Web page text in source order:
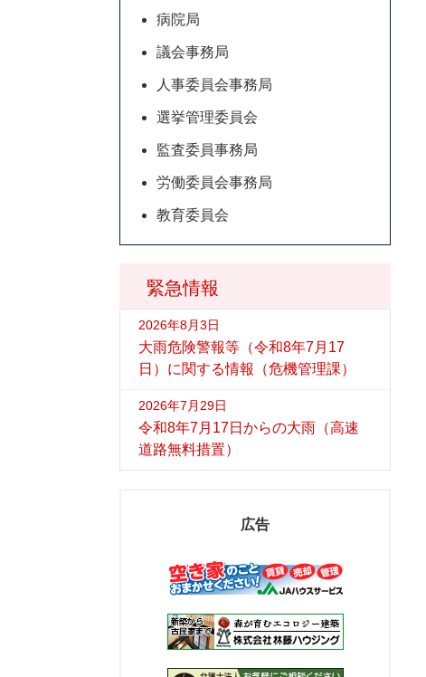
緊急情報
2026年8月3日
大雨危険警報等（令和8年7月17
日）に関する情報（危機管理課）
2026年7月29日
令和8年7月17日からの大雨（高速
道路無料措置）
病院局
議会事務局
人事委員会事務局
選挙管理委員会
監査委員事務局
労働委員会事務局
教育委員会
広告